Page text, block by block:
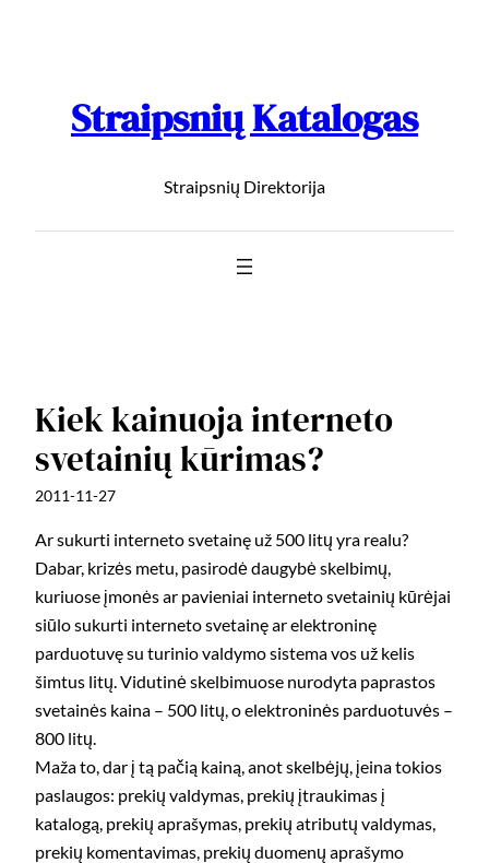
Straipsnių Katalogas
Straipsnių Direktorija
Kiek kainuoja interneto
svetainių kūrimas?
2011-11-27
Ar sukurti interneto svetainę už 500 litų yra realu?
Dabar, krizės metu, pasirodė daugybė skelbimų,
kuriuose įmonės ar pavieniai interneto svetainių kūrėjai
siūlo sukurti interneto svetainę ar elektroninę
parduotuvę su turinio valdymo sistema vos už kelis
šimtus litų. Vidutinė skelbimuose nurodyta paprastos
svetainės kaina – 500 litų, o elektroninės parduotuvės –
800 litų.
Maža to, dar į tą pačią kainą, anot skelbėjų, įeina tokios
paslaugos: prekių valdymas, prekių įtraukimas į
katalogą, prekių aprašymas, prekių atributų valdymas,
prekių komentavimas, prekių duomenų aprašymo